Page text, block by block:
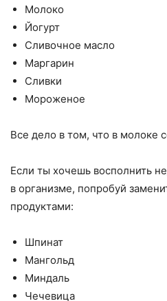
Молоко
Йогурт
Сливочное масло
Маргарин
Сливки
Мороженое
Все дело в том, что в молоке
Если ты хочешь восполнить
в организме, попробуй
продуктами:
Шпинат
Мангольд
Миндаль
Чечевица